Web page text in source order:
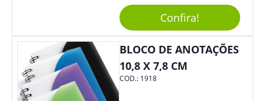
Perfeito, Não É?!
Confira!
BLOCO DE ANOTAÇÕES
10,8 X 7,8 CM
COD.: 1918